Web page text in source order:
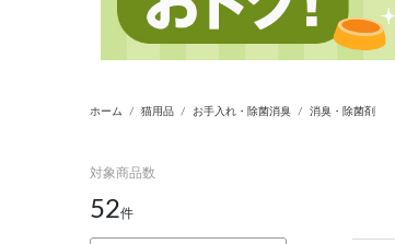
ホーム 猫用品 お手入れ・除菌消臭 消臭・除菌剤
対象商品数
52件